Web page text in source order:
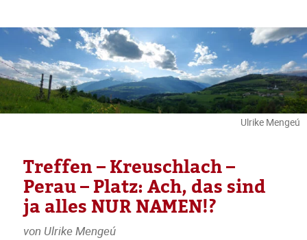
Ulrike Mengeú
Treffen – Kreuschlach –
Perau – Platz: Ach, das sind
ja alles NUR NAMEN!?
von Ulrike Mengeú